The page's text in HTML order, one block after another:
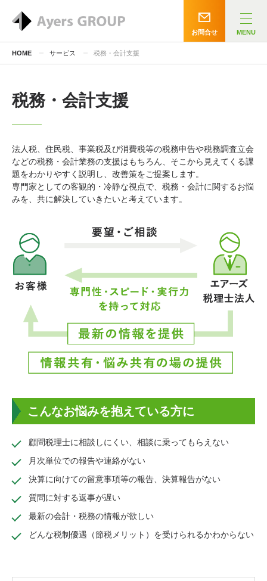
お問合せ MENU
HOME サービス 税務・会計支援
税務・会計支援
法人税、住民税、事業税及び消費税等の税務申告や税務調査立会
などの税務・会計業務の支援はもちろん、そこから見えてくる課
題をわかりやすく説明し、改善策をご提案します。
専門家としての客観的・冷静な視点で、税務・会計に関するお悩
みを、共に解決していきたいと考えています。
こんなお悩みを抱えている方に
顧問税理士に相談しにくい、相談に乗ってもらえない
月次単位での報告や連絡がない
決算に向けての留意事項等の報告、決算報告がない
質問に対する返事が遅い
最新の会計・税務の情報が欲しい
どんな税制優遇（節税メリット）を受けられるかわからない